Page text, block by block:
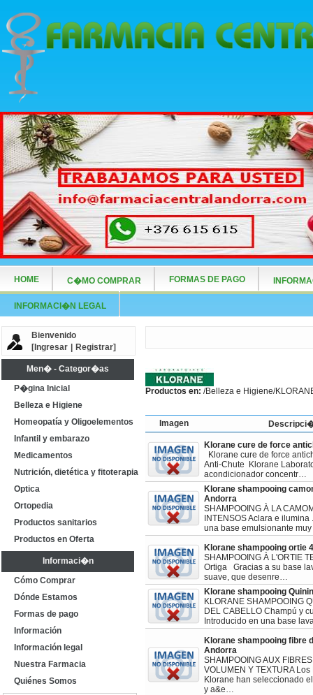
HOME C�MO COMPRAR FORMAS DE PAGO
INFORMACI�N LEGAL
Bienvenido
[ Ingresar Registrar]
Men� - Categor�as
P�gina Inicial
Belleza e Higiene
Homeopatía y Oligoelementos
Infantil y embarazo
Medicamentos
Nutrición, dietética y fitoterapia
Optica
Ortopedia
Productos sanitarios
Productos en Oferta
Informaci�n
Cómo Comprar
Dónde Estamos
Formas de pago
Información
Información legal
Nuestra Farmacia
Quiénes Somos
Productos en: /Belleza e Higiene/
Imagen
Klorane cure de force
Klorane cure de force
Anti-Chute Klorane
acondicionador concentr…
Klorane shampooing
Andorra
SHAMPOOING À LA
INTENSOS Aclara e
una base emulsionante
Klorane shampooing ortie
SHAMPOOING À L'ORTIE
Ortiga Gracias a su base
suave, que desenre…
Klorane shampooing
KLORANE SHAMPOOING
DEL CABELLO Champú y
Introducido en una base
Klorane shampooing fibre
Andorra
SHAMPOOING AUX
VOLUMEN Y TEXTURA
Klorane han seleccionado
y a&e…